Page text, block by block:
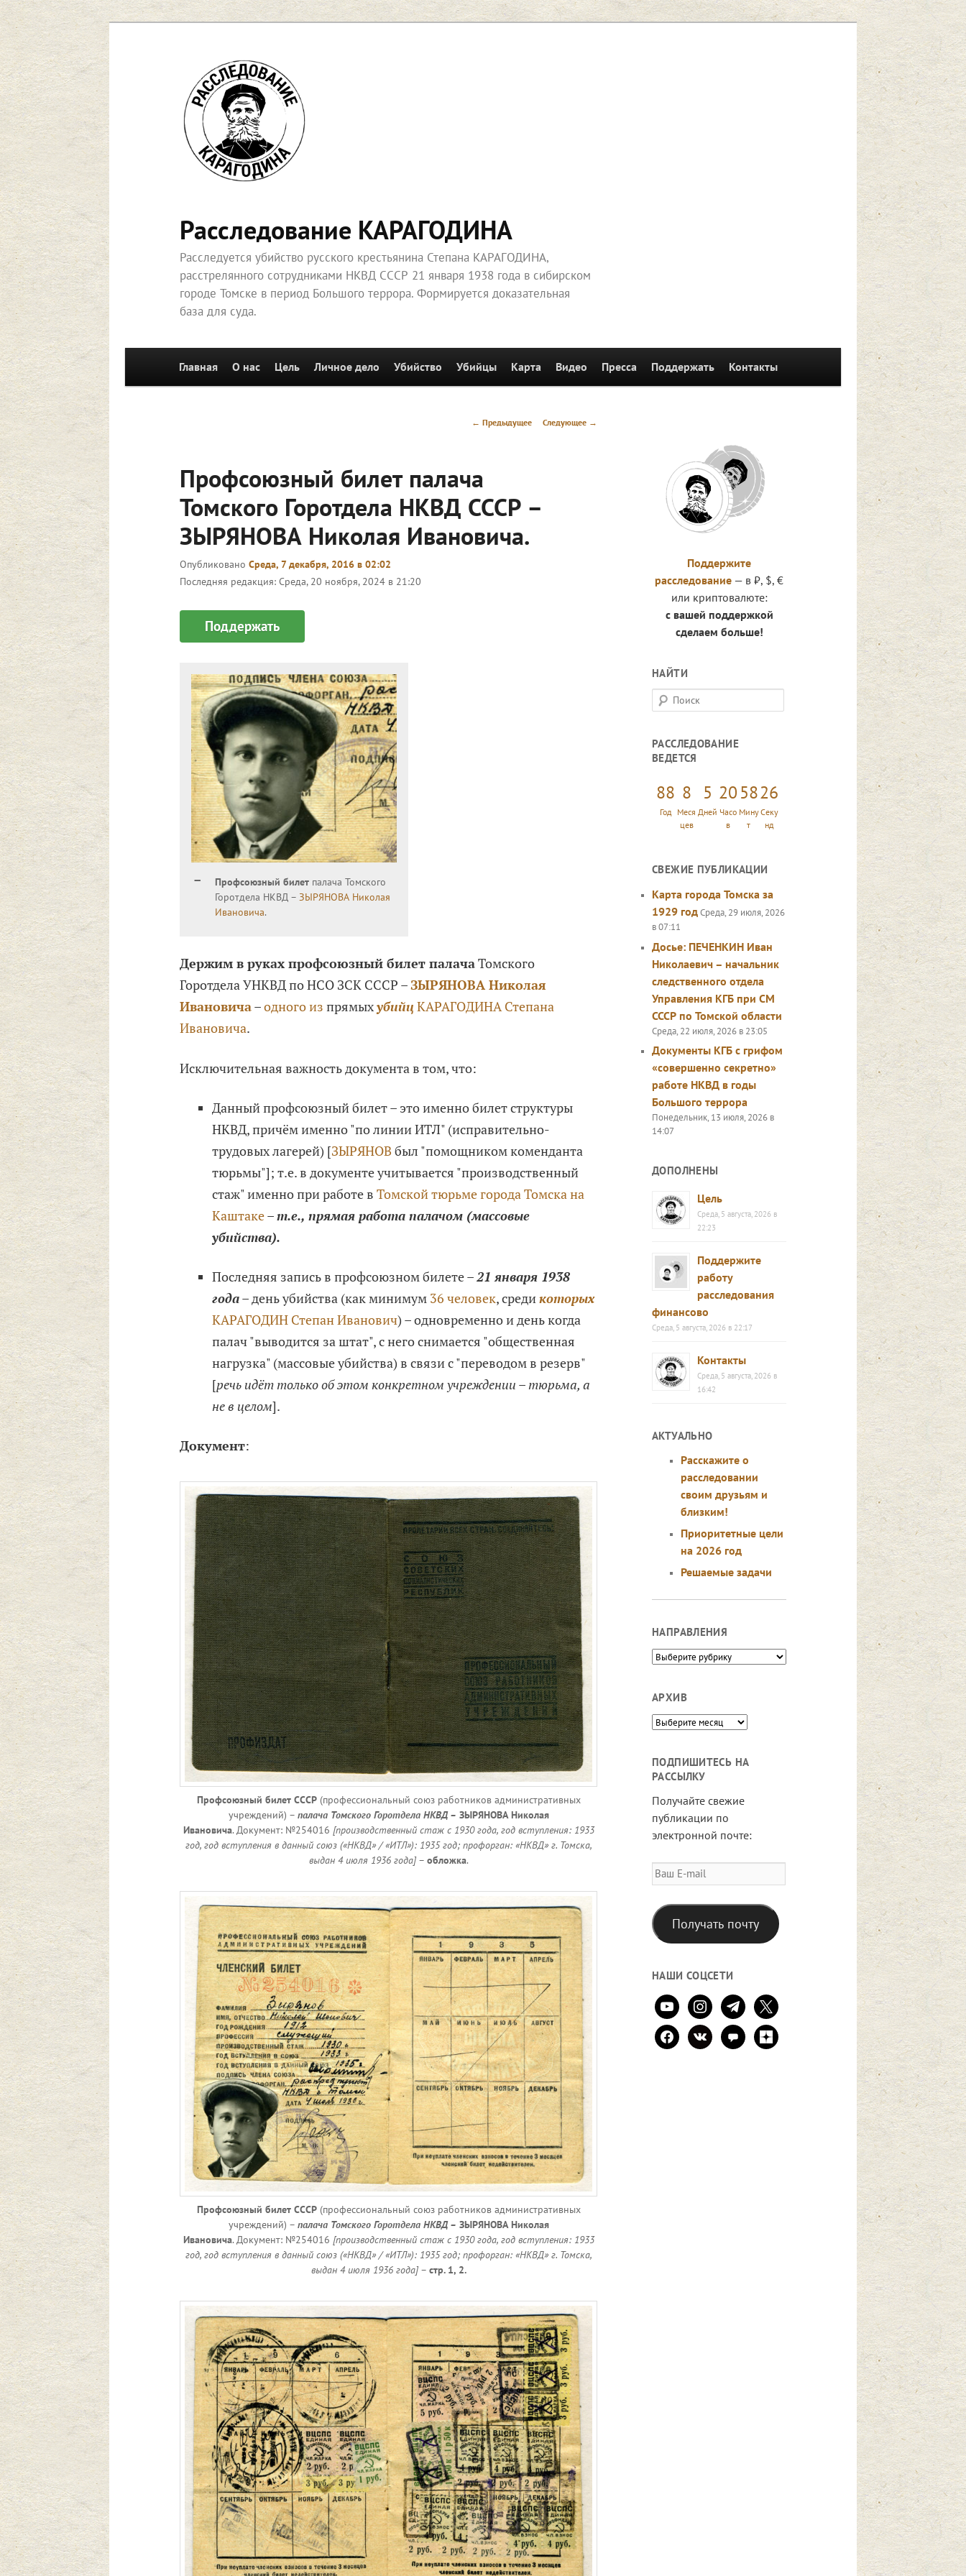
Перейти
к
основному
содержимому
Расследование КАРАГОДИНА
Расследуется убийство русского крестьянина Степана КАРАГОДИНА,
расстрелянного сотрудниками НКВД СССР 21 января 1938 года в сибирском
городе Томске в период Большого террора. Формируется доказательная
база для суда.
Перейти к основному содержимому
Главная О нас Цель Личное дело Убийство Убийцы Карта Видео Пресса Поддержать Контакты
Навигация
← Предыдущее Следующее →
Профсоюзный билет палача
Томского Горотдела НКВД СССР –
ЗЫРЯНОВА Николая Ивановича.
Опубликовано Среда, 7 декабря, 2016 в 02:02
Последняя редакция: Среда, 20 ноября, 2024 в 21:20
Поддержать
Профсоюзный билет палача Томского
Горотдела НКВД – ЗЫРЯНОВА Николая
Ивановича.
Держим в руках профсоюзный билет палачаТомского
Горотдела УНКВД по НСО ЗСК СССР –ЗЫРЯНОВА Николая
Ивановича–одного из прямыхубийц КАРАГОДИНА Степана
Ивановича.
Исключительная важность документа в том, что:
Данный профсоюзный билет – это именно билет структуры
НКВД, причём именно "по линии ИТЛ" (исправительно-
трудовых лагерей) [ЗЫРЯНОВ был "помощником коменданта
тюрьмы"]; т.е. в документе учитывается "производственный
стаж" именно при работе в Томской тюрьме города Томска на
Каштаке–т.е., прямая работа палачом (массовые
убийства).
Последняя запись в профсоюзном билете –21 января 1938
года– день убийства (как минимум 36 человек, средикоторых
КАРАГОДИН Степан Иванович) – одновременно и день когда
палач "выводится за штат", с него снимается "общественная
нагрузка" (массовые убийства) в связи с "переводом в резерв"
[речь идёт только об этом конкретном учреждении – тюрьма, а
не в целом].
Документ:
Профсоюзный билет СССР(профессиональный союз работников административных
учреждений) – палача Томского Горотдела НКВД – ЗЫРЯНОВА Николая
Ивановича. Документ: №254016 [производственный стаж с 1930 года, год вступления: 1933
год, год вступления в данный союз («НКВД» / «ИТЛ»): 1935 год; профорган: «НКВД» г. Томска,
выдан 4 июля 1936 года]– обложка.
Профсоюзный билет СССР(профессиональный союз работников административных
учреждений) – палача Томского Горотдела НКВД – ЗЫРЯНОВА Николая
Ивановича. Документ: №254016 [производственный стаж с 1930 года, год вступления: 1933
год, год вступления в данный союз («НКВД» / «ИТЛ»): 1935 год; профорган: «НКВД» г. Томска,
выдан 4 июля 1936 года]– стр. 1, 2.
Поддержите
расследование — в ₽, $, €
или криптовалюте:
с вашей поддержкой
сделаем больше!
НАЙТИ
П
о
с
к
РАССЛЕДОВАНИЕ
ВЕДЕТСЯ
88
Год
8
Меся
цев
5
Дней
20
Часо
в
58
Мину
т
29
Секу
нд
СВЕЖИЕ ПУБЛИКАЦИИ
Карта города Томска за
1929 годСреда, 29 июля, 2026
в 07:11
Досье: ПЕЧЕНКИН Иван
Николаевич – начальник
следственного отдела
Управления КГБ при СМ
СССР по Томской области
Среда, 22 июля, 2026 в 23:05
Документы КГБ с грифом
«совершенно секретно»
работе НКВД в годы
Большого террора
Понедельник, 13 июля, 2026 в
14:07
ДОПОЛНЕНЫ
Цель
Среда, 5 августа, 2026 в
22:23
Поддержите
работу
расследования
финансово
Среда, 5 августа, 2026 в 22:17
Контакты
Среда, 5 августа, 2026 в
16:42
АКТУАЛЬНО
Расскажите о
расследовании
своим друзьям и
близким!
Приоритетные цели
на 2026 год
Решаемые задачи
НАПРАВЛЕНИЯ
Направления
АРХИВ
Архив
ПОДПИШИТЕСЬ НА
РАССЫЛКУ
Получайте свежие
публикации по
электронной почте:
Ваш
E-
mail
Получать почту
НАШИ СОЦСЕТИ
youtubeinstagramtelegram
x
facebookvkontaktecomment
zen-
yandex